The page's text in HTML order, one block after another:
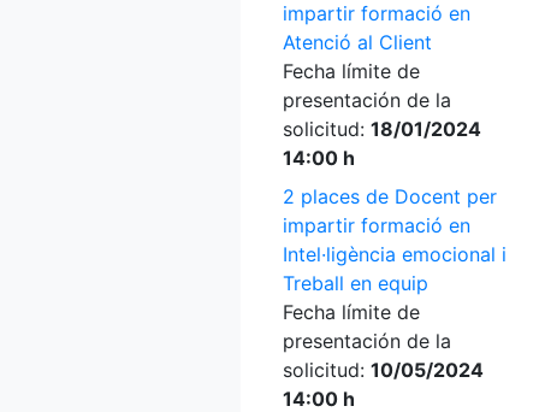
impartir formació en
Atenció al Client
Fecha límite de
presentación de la
solicitud: 18/01/2024
14:00 h
2 places de Docent per
impartir formació en
Intel·ligència emocional i
Treball en equip
Fecha límite de
presentación de la
solicitud: 10/05/2024
14:00 h